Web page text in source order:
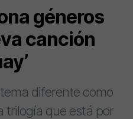
géneros
canción
diferente como
trilogía que está por